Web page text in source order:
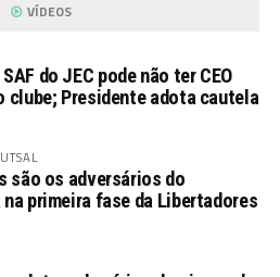
VÍDEOS
do JEC pode não ter CEO
clube; Presidente adota cautela
são os adversários do
na primeira fase da Libertadores